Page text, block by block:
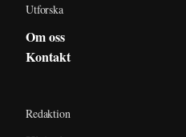
Utforska
Om oss
Kontakt
Redaktion